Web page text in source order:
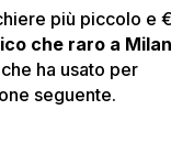
più piccolo e
che raro a
ha usato per
seguente.